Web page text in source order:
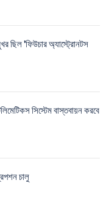
ছিল 'ফিউচার অ্যাস্ট্রোনটস
সিস্টেম বাস্তবায়ন করবে
চালু